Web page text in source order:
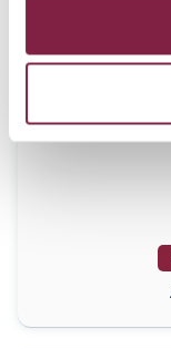
Management